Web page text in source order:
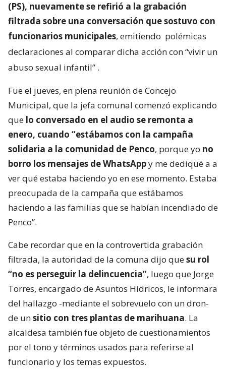
(PS), nuevamente se refirió a la grabación
filtrada sobre una conversación que sostuvo con
funcionarios municipales, emitiendo polémicas
declaraciones al comparar dicha acción con “vivir un
abuso sexual infantil” .
Fue el jueves, en plena reunión de Concejo
Municipal, que la jefa comunal comenzó explicando
que lo conversado en el audio se remonta a
enero, cuando “estábamos con la campaña
solidaria a la comunidad de Penco, porque yo no
borro los mensajes de WhatsAppy me dediqué a a
ver qué estaba haciendo yo en ese momento. Estaba
preocupada de la campaña que estábamos
haciendo a las familias que se habían incendiado de
Penco”.
Cabe recordar que en la controvertida grabación
filtrada, la autoridad de la comuna dijo quesu rol
“no es perseguir la delincuencia”, luego que Jorge
Torres, encargado de Asuntos Hídricos, le informara
del hallazgo -mediante el sobrevuelo con un dron-
de unsitio con tres plantas de marihuana. La
alcaldesa también fue objeto de cuestionamientos
por el tono y términos usados para referirse al
funcionario y los temas expuestos.